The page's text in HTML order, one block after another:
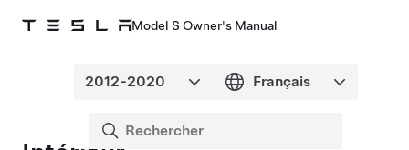
Model S Owner's Manual